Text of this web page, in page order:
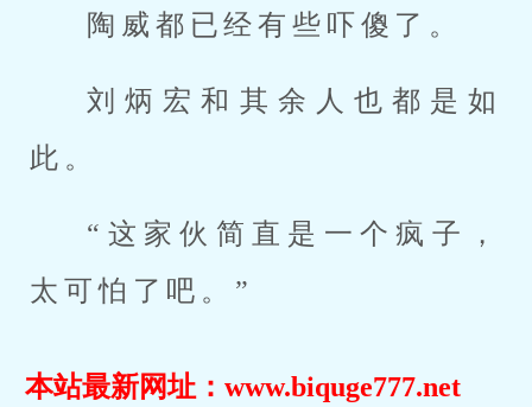
陶威都已经有些吓傻了。
刘炳宏和其余人也都是如
此。
“这家伙简直是一个疯子，
太可怕了吧。”
本站最新网址：www.biquge777.net